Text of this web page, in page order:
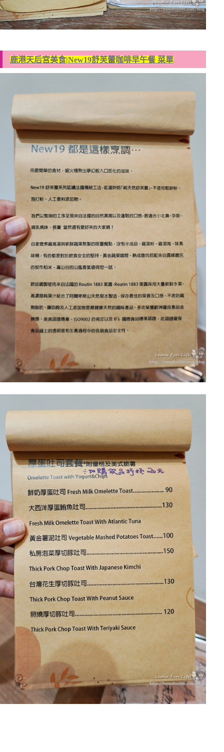
鹿港天后宮美食|New19舒芙蕾咖啡早午餐 菜單